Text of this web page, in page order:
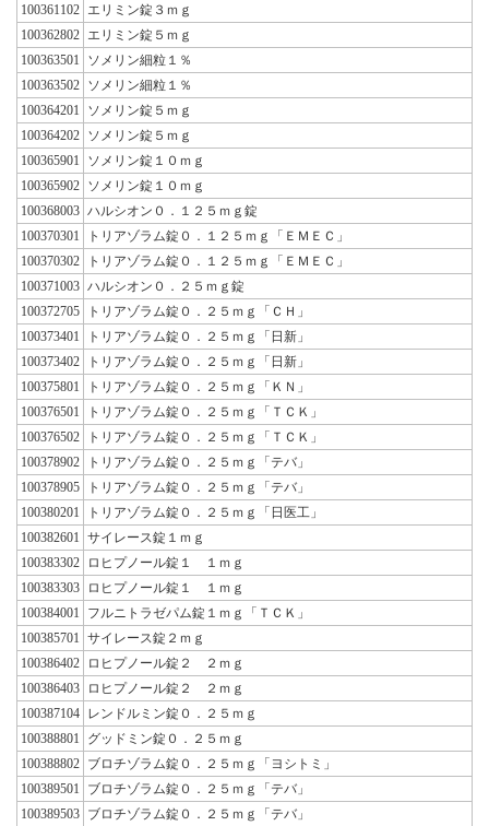
100361102 エリミン錠３ｍｇ
100362802 エリミン錠５ｍｇ
100363501
ソメリン細粒１％
100363502 ソメリン細粒１％
100364201
ソメリン錠５ｍｇ
100364202 ソメリン錠５ｍｇ
100365901
ソメリン錠１０ｍｇ
100365902 ソメリン錠１０ｍｇ
100368003 ハルシオン０．１２５ｍｇ錠
100370301
トリアゾラム錠０．１２５ｍｇ「ＥＭＥＣ」
100370302
トリアゾラム錠０．１２５ｍｇ「ＥＭＥＣ」
100371003 ハルシオン０．２５ｍｇ錠
100372705
トリアゾラム錠０．２５ｍｇ「ＣＨ」
100373401
トリアゾラム錠０．２５ｍｇ「日新」
100373402
トリアゾラム錠０．２５ｍｇ「日新」
100375801
トリアゾラム錠０．２５ｍｇ「ＫＮ」
100376501
トリアゾラム錠０．２５ｍｇ「ＴＣＫ」
100376502
トリアゾラム錠０．２５ｍｇ「ＴＣＫ」
100378902
トリアゾラム錠０．２５ｍｇ「テバ」
100378905
トリアゾラム錠０．２５ｍｇ「テバ」
100380201
トリアゾラム錠０．２５ｍｇ「日医工」
100382601
サイレース錠１ｍｇ
100383302
ロヒプノール錠１ １ｍｇ
100383303
ロヒプノール錠１ １ｍｇ
100384001
フルニトラゼパム錠１ｍｇ「ＴＣＫ」
100385701
サイレース錠２ｍｇ
100386402
ロヒプノール錠２ ２ｍｇ
100386403
ロヒプノール錠２ ２ｍｇ
100387104 レンドルミン錠０．２５ｍｇ
100388801
グッドミン錠０．２５ｍｇ
100388802 ブロチゾラム錠０．２５ｍｇ「ヨシトミ」
100389501
ブロチゾラム錠０．２５ｍｇ「テバ」
100389503 ブロチゾラム錠０．２５ｍｇ「テバ」